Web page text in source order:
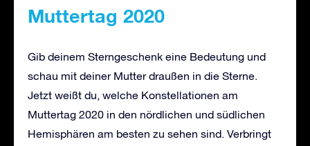
Muttertag 2020
Gib deinem Sterngeschenk eine Bedeutung und
schau mit deiner Mutter draußen in die Sterne.
Jetzt weißt du, welche Konstellationen am
Muttertag 2020 in den nördlichen und südlichen
Hemisphären am besten zu sehen sind. Verbringt